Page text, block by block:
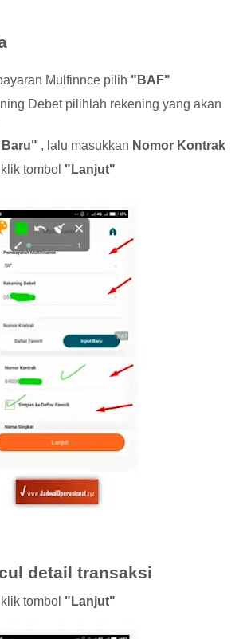
Mulfinnce pilih "BAF"
Debet pilihlah rekening yang akan
, lalu masukkan Nomor Kontrak
tombol "Lanjut"
detail transaksi
tombol "Lanjut"